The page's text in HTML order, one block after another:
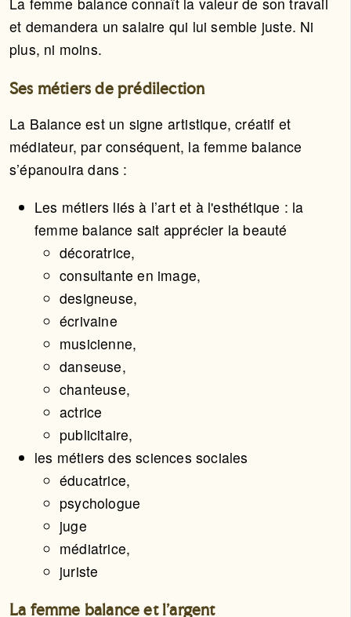
et demandera un salaire qui lui semble juste. Ni
plus, ni moins.
Ses métiers de prédilection
La Balance est un signe artistique, créatif et
médiateur, par conséquent, la femme balance
s’épanouira dans :
Les métiers liés à l’art et à l'esthétique : la
femme balance sait apprécier la beauté
décoratrice,
consultante en image,
designeuse,
écrivaine
musicienne,
danseuse,
chanteuse,
actrice
publicitaire,
les métiers des sciences sociales
éducatrice,
psychologue
juge
médiatrice,
juriste
La femme balance et l’argent